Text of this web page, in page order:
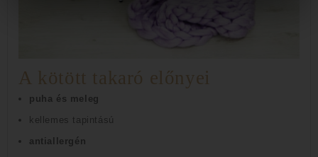
A kötött takaró előnyei
puha és meleg
kellemes tapintású
antiallergén